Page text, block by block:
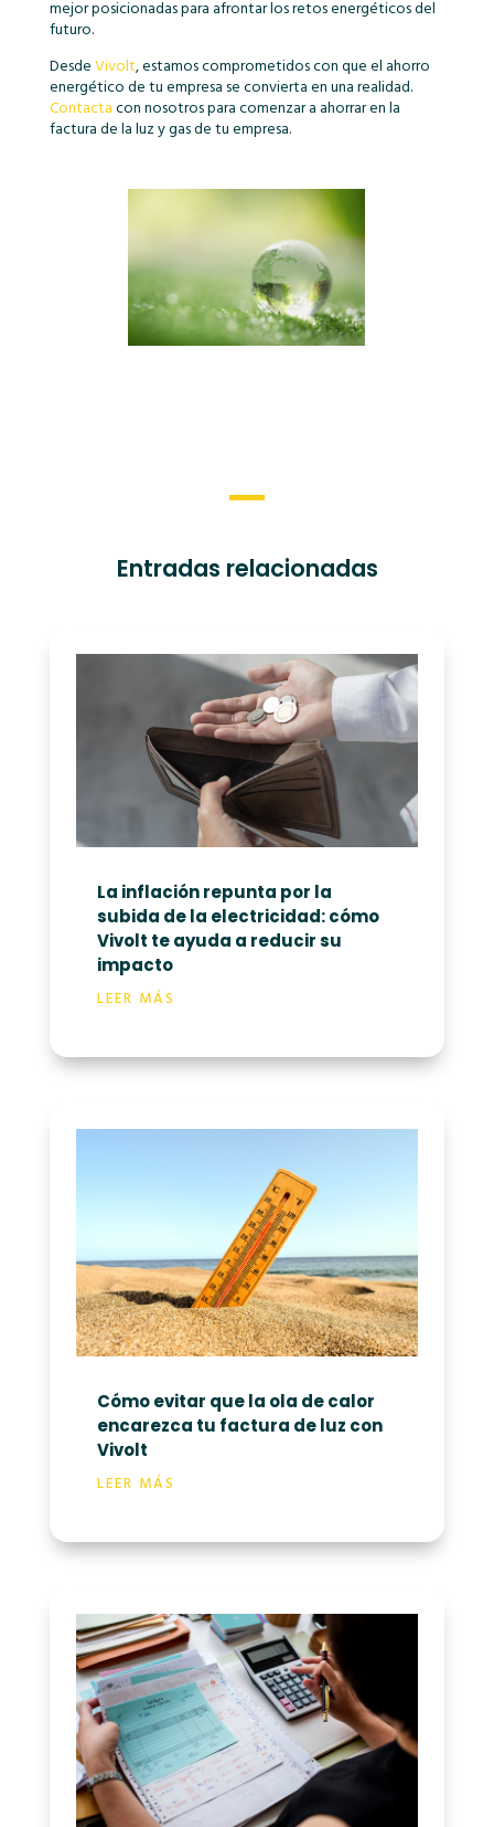
mejor posicionadas para afrontar los retos energéticos del
futuro.
DesdeVivolt, estamos comprometidos con que el ahorro
energético de tu empresa se convierta en una realidad.
Contactacon nosotros para comenzar a ahorrar en la
factura de la luz y gas de tu empresa.
Entradas relacionadas
La inflación repunta por la
subida de la electricidad: cómo
Vivolt te ayuda a reducir su
impacto
LEER MÁS
Cómo evitar que la ola de calor
encarezca tu factura de luz con
Vivolt
LEER MÁS